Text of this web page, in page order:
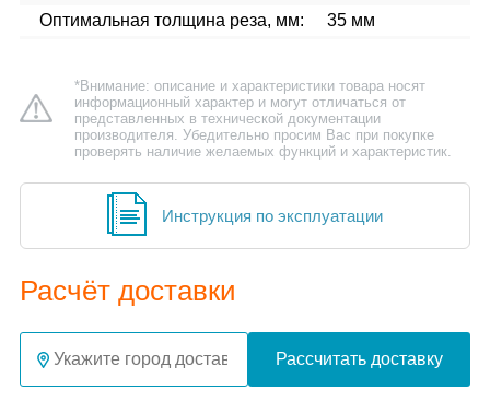
Оптимальная толщина реза, мм:
35 мм
*Внимание: описание и характеристики товара носят
информационный характер и могут отличаться от
представленных в технической документации
производителя. Убедительно просим Вас при покупке
проверять наличие желаемых функций и характеристик.
Инструкция по эксплуатации
Расчёт доставки
Рассчитать доставку